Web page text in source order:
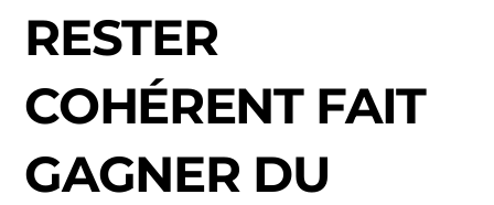
RESTER
COHÉRENT FAIT
GAGNER DU